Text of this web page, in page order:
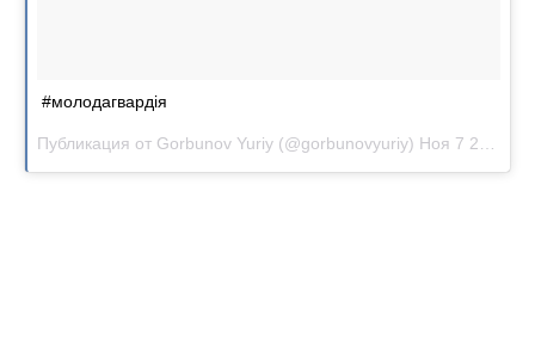
#молодагвардія
Публикация от Gorbunov Yuriy (@gorbunovyuriy) Ноя 7 2017 в 3:15 PST